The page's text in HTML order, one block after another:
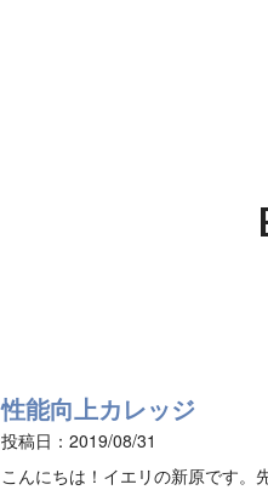
性能向上カレッジ
投稿日：2019/08/31
こんにちは！イエリの新原です。